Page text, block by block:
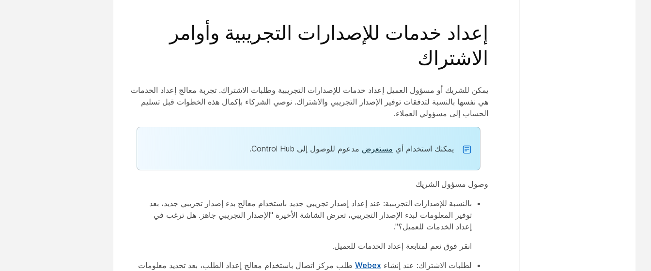
إعداد خدمات للإصدارات التجريبية وأوامر
الاشتراك
يمكن للشريك أو مسؤول العميل إعداد خدمات للإصدارات التجريبية وطلبات الاشتراك. تجربة معالج إعداد الخدمات
هي نفسها بالنسبة لتدفقات توفير الإصدار التجريبي والاشتراك. نوصي الشركاء بإكمال هذه الخطوات قبل تسليم
الحساب إلى مسؤولي العملاء.
يمكنك استخدام أي مستعرض مدعوم للوصول إلى Control Hub.
وصول مسؤول الشريك
بالنسبة للإصدارات التجريبية: عند إعداد إصدار تجريبي جديد باستخدام معالج بدء إصدار تجريبي جديد، بعد
توفير المعلومات لبدء الإصدار التجريبي، تعرض الشاشة الأخيرة "الإصدار التجريبي جاهز. هل ترغب في
إعداد الخدمات للعميل؟".
انقر فوق نعم لمتابعة إعداد الخدمات للعميل.
لطلبات الاشتراك: عند إنشاء Webex طلب مركز اتصال باستخدام معالج إعداد الطلب، بعد تحديد معلومات